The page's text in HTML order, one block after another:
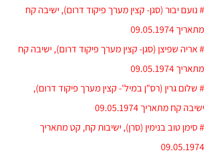
# נועם יבור (סגן- קצין מערך פיקוד דרום), ישיבה קח
מתאריך 09.05.1974
# אריה שפיצן (סגן- קצין מערך פיקוד דרום), ישיבה קח
מתאריך 09.05.1974
# שלום גרין (רס"ן במיל'- קצין מערך פיקוד דרום),
ישיבה קח מתאריך 09.05.1974
# סימן טוב בנימין (סרן), ישיבות קח, קט מתאריך
09.05.1974